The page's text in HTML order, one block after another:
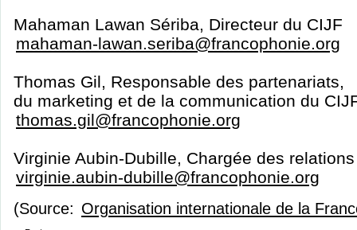
Mahaman Lawan Sériba, Directeur du CIJF
mahaman-lawan.seriba@francophonie.org
Thomas Gil, Responsable des partenariats,
du marketing et de la communication du
thomas.gil@francophonie.org
Virginie Aubin-Dubille, Chargée des
virginie.aubin-dubille@francophonie.org
(Source: Organisation internationale de la